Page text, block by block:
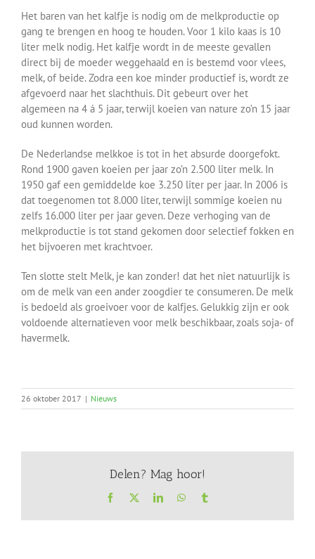
Het baren van het kalfje is nodig om de melkproductie op
gang te brengen en hoog te houden. Voor 1 kilo kaas is 10
liter melk nodig. Het kalfje wordt in de meeste gevallen
direct bij de moeder weggehaald en is bestemd voor vlees,
melk, of beide. Zodra een koe minder productief is, wordt ze
afgevoerd naar het slachthuis. Dit gebeurt over het
algemeen na 4 á 5 jaar, terwijl koeien van nature zo’n 15 jaar
oud kunnen worden.
De Nederlandse melkkoe is tot in het absurde doorgefokt.
Rond 1900 gaven koeien per jaar zo’n 2.500 liter melk. In
1950 gaf een gemiddelde koe 3.250 liter per jaar. In 2006 is
dat toegenomen tot 8.000 liter, terwijl sommige koeien nu
zelfs 16.000 liter per jaar geven. Deze verhoging van de
melkproductie is tot stand gekomen door selectief fokken en
het bijvoeren met krachtvoer.
Ten slotte stelt Melk, je kan zonder! dat het niet natuurlijk is
om de melk van een ander zoogdier te consumeren. De melk
is bedoeld als groeivoer voor de kalfjes. Gelukkig zijn er ook
voldoende alternatieven voor melk beschikbaar, zoals soja- of
havermelk.
26 oktober 2017 | Nieuws
Delen? Mag hoor!
Facebook LinkedInWhatsApp